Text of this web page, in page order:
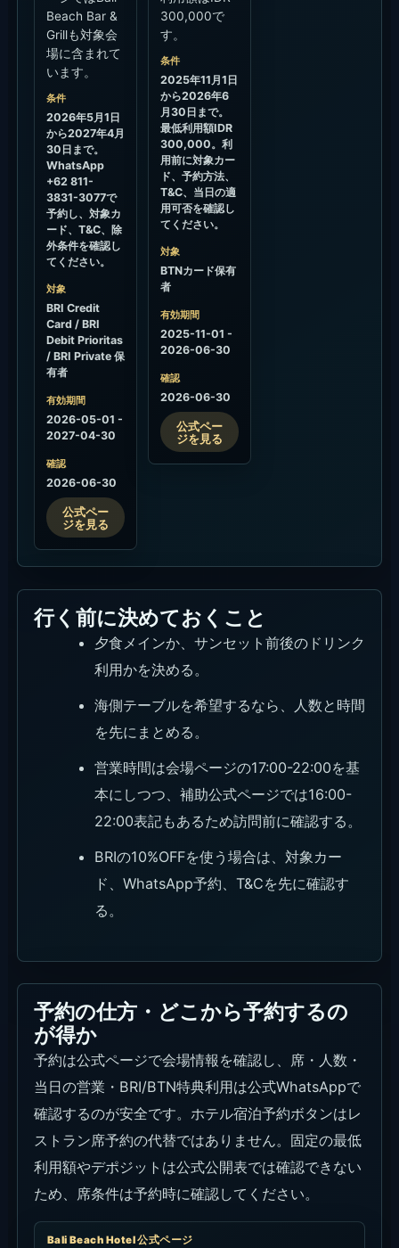
Beach Bar &
Grillも対象会
場に含まれて
います。
条件
2026年5月1日
から2027年4月
30日まで。
WhatsApp
+62 811-
3831-3077で
予約し、対象カ
ード、T&C、除
外条件を確認し
てください。
対象
BRI Credit
Card / BRI
Debit Prioritas
/ BRI Private 保
有者
有効期間
2026-05-01 -
2027-04-30
確認
2026-06-30
公式ペー
ジを見る
300,000で
す。
条件
2025年11月1日
から2026年6
月30日まで。
最低利用額IDR
300,000。利
用前に対象カー
ド、予約方法、
T&C、当日の適
用可否を確認し
てください。
対象
BTNカード保有
者
有効期間
2025-11-01 -
2026-06-30
確認
2026-06-30
公式ペー
ジを見る
行く前に決めておくこと
夕食メインか、サンセット前後のドリンク
利用かを決める。
海側テーブルを希望するなら、人数と時間
を先にまとめる。
営業時間は会場ページの17:00-22:00を基
本にしつつ、補助公式ページでは16:00-
22:00表記もあるため訪問前に確認する。
BRIの10%OFFを使う場合は、対象カー
ド、WhatsApp予約、T&Cを先に確認す
る。
予約の仕方・どこから予約するの
が得か
予約は公式ページで会場情報を確認し、席・人数・
当日の営業・BRI/BTN特典利用は公式WhatsAppで
確認するのが安全です。ホテル宿泊予約ボタンはレ
ストラン席予約の代替ではありません。固定の最低
利用額やデポジットは公式公開表では確認できない
ため、席条件は予約時に確認してください。
Bali Beach Hotel 公式ページ